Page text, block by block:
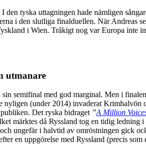
I den tyska uttagningen hade nämligen
i den slutliga finalduellen. När Andreas
i Wien. Tråkigt nog var Europa inte
utmanare
semifinal med god marginal. Men i
nyligen (under 2014) invaderat
Det ryska bidraget ”A Million
märktes då Ryssland tog en tidig
ungefär i halvtid av omröstningen gick
en uppgörelse med Ryssland (precis som